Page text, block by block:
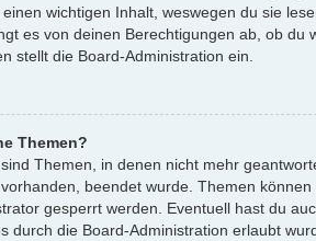
wichtigen Inhalt, weswegen du sie
es von deinen Berechtigungen ab, ob du
stellt die Board-Administration ein.
Themen?
Themen, in denen nicht mehr
beendet wurde. Themen
gesperrt werden. Eventuell hast du
durch die Board-Administration erlaubt